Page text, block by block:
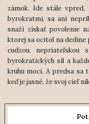
zámok. Ide stále vpred,
byrokratmi, sa ani
snaží získať povolenie
ktorej sa ocitol na dedine
cudzou, nepriateľskou
byrokratických síl a
kruhu moci. A predsa sa
keď je jasné, že svoj cieľ